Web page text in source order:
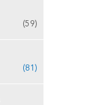
(59)
(81)